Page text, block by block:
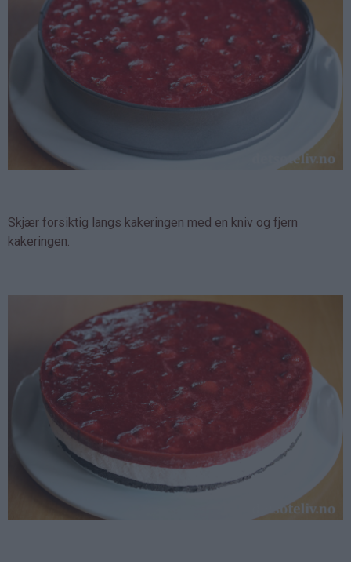
Skjær forsiktig langs kakeringen med en kniv og fjern
kakeringen.